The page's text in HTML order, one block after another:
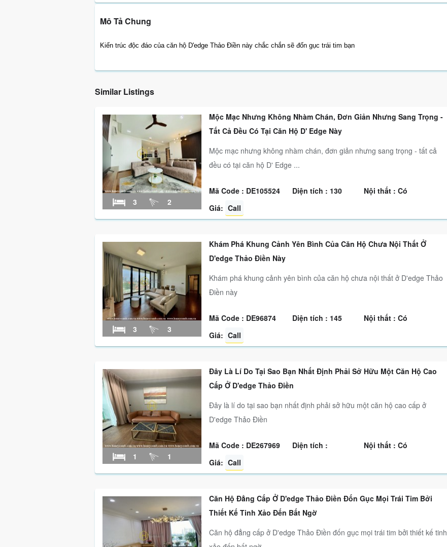
Mô Tả Chung
Kiến trúc độc đáo của căn hộ D'edge Thảo Điền này chắc chắn sẽ đốn gục trái tim bạn
Similar Listings
3 2
Mộc Mạc Nhưng Không Nhàm Chán, Đơn Giản Nhưng Sang Trọng -
Tất Cả Đều Có Tại Căn Hộ D' Edge Này
Mộc mạc nhưng không nhàm chán, đơn giản nhưng sang trọng - tất cả
đều có tại căn hộ D' Edge ...
Mã Code : DE105524 Diện tích : 130
Nội thất : Có
Giá: Call
3 3
Khám Phá Khung Cảnh Yên Bình Của Căn Hộ Chưa Nội Thất Ở
D'edge Thảo Điền Này
Khám phá khung cảnh yên bình của căn hộ chưa nội thất ở D'edge Thảo
Điền này
Mã Code : DE96874 Diện tích : 145
Nội thất : Có
Giá: Call
1 1
Đây Là Lí Do Tại Sao Bạn Nhất Định Phải Sở Hữu Một Căn Hộ Cao
Cấp Ở D'edge Thảo Điền
Đây là lí do tại sao bạn nhất định phải sở hữu một căn hộ cao cấp ở
D'edge Thảo Điền
Mã Code : DE267969 Diện tích :
Nội thất : Có
Giá: Call
Căn Hộ Đẳng Cấp Ở D'edge Thảo Điền Đốn Gục Mọi Trái Tim Bởi
Thiết Kế Tinh Xảo Đến Bất Ngờ
Căn hộ đẳng cấp ở D'edge Thảo Điền đốn gục mọi trái tim bởi thiết kế tinh